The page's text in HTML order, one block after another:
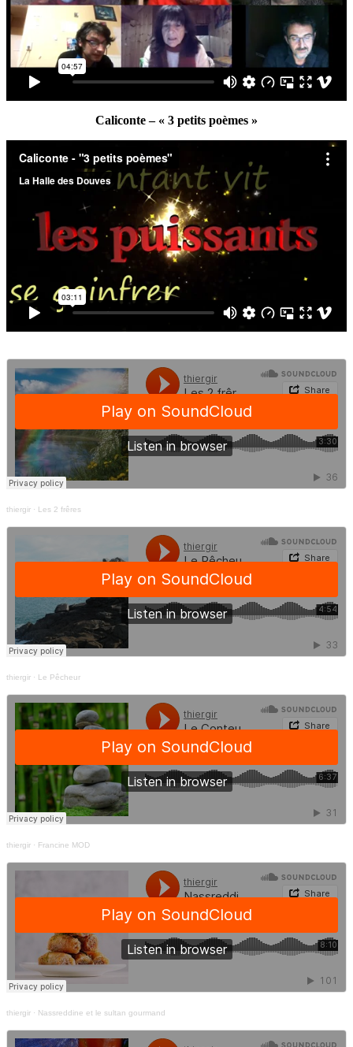
Caliconte – « 3 petits poèmes »
thiergir · Les 2 frêres
thiergir · Le Pêcheur
thiergir · Francine MOD
thiergir · Nassreddine et le sultan gourmand